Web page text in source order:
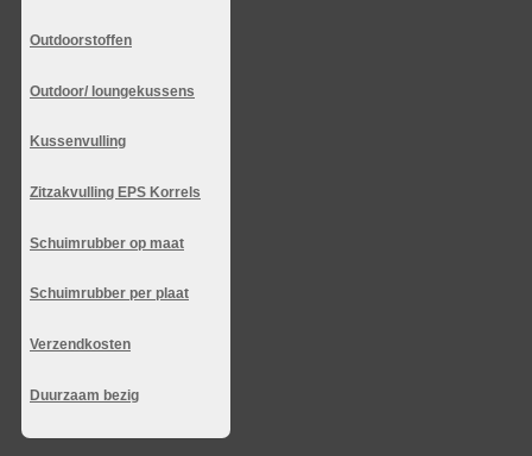
Outdoorstoffen
Outdoor/ loungekussens
Kussenvulling
Zitzakvulling EPS Korrels
Schuimrubber op maat
Schuimrubber per plaat
Verzendkosten
Duurzaam bezig